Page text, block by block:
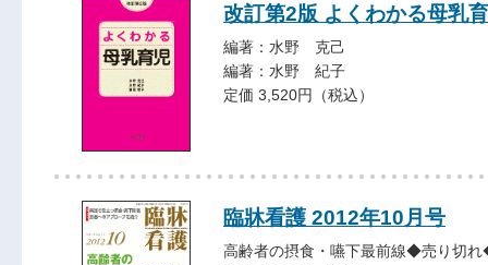
改訂第2版 よくわかる母乳
編著：水野 克己
編著：水野 紀子
定価 3,520円（税込）
臨牀看護 2012年10月号
高齢者の摂食・嚥下最前線◆売り切